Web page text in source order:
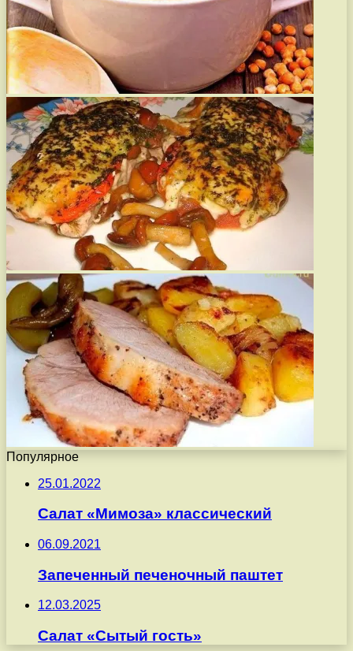
Популярное
25.01.2022
Салат «Мимоза» классический
06.09.2021
Запеченный печеночный паштет
12.03.2025
Салат «Сытый гость»